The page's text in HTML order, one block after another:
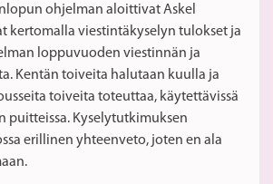
ohjelman aloittivat Askel
kertomalla viestintäkyselyn tulokset ja
loppuvuoden viestinnän ja
Kentän toiveita halutaan kuulla ja
toiveita toteuttaa, käytettävissä
puitteissa. Kyselytutkimuksen
erillinen yhteenveto, joten en ala